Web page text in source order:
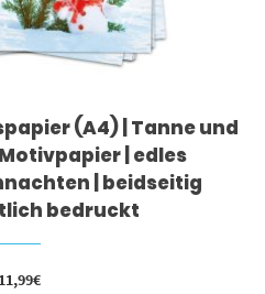
(A4) | Tanne und
| edles
| beidseitig
bedruckt
11,99€